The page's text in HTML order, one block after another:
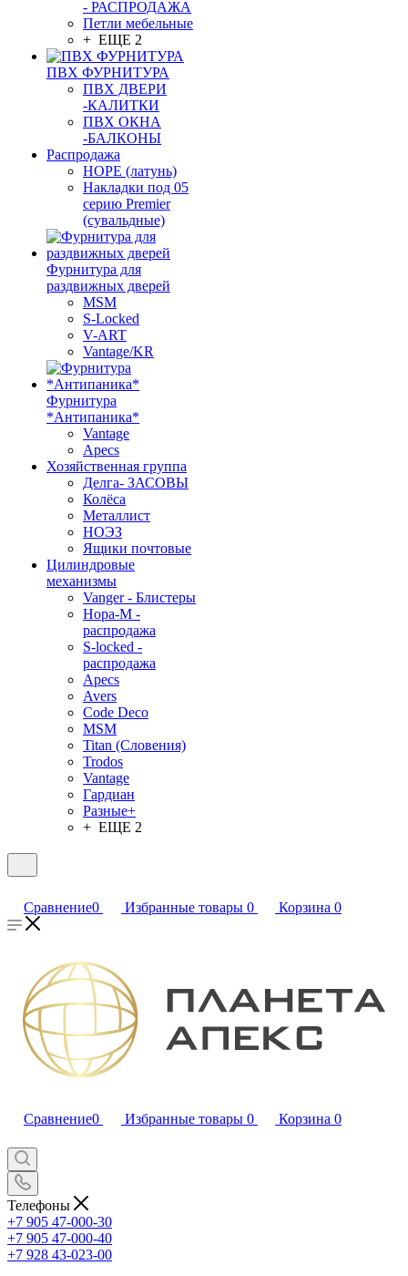
- РАСПРОДАЖА
Петли мебельные
+ ЕЩЕ 2
ПВХ ФУРНИТУРА
ПВХ ДВЕРИ
-КАЛИТКИ
ПВХ ОКНА
-БАЛКОНЫ
Распродажа
HOPE (латунь)
Накладки под 05
серию Premier
(сувальдные)
Фурнитура для
раздвижных дверей
MSM
S-Locked
V-ART
Vantage/KR
Фурнитура
*Антипаника*
Vantage
Apecs
Хозяйственная группа
Делга- ЗАСОВЫ
Колёса
Металлист
НОЭЗ
Ящики почтовые
Цилиндровые
механизмы
Vanger - Блистеры
Нора-М -
распродажа
S-locked -
распродажа
Apecs
Avers
Code Deco
MSM
Titan (Словения)
Trodos
Vantage
Гардиан
Разные+
+ ЕЩЕ 2
Сравнение0 Избранные товары 0 Корзина 0
Сравнение0 Избранные товары 0 Корзина 0
Телефоны
+7 905 47-000-30
+7 905 47-000-40
+7 928 43-023-00